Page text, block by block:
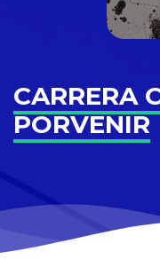
CARRERA
PORVENIR